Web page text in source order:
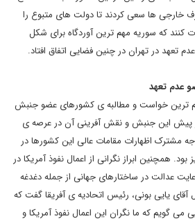
خارجی ها سعی کردند تا دولت های متبوع را
کنند که سوریه مهم ترین آوردگاه برای شکل
تعهد در تهران در چنین فضایی اتفاق افتاد.
عدم تعهد
ترین خواست و مطالبه ی کشورهای عضو جنبش
پیش این جنبش و نقش آفرینی آن در عرصه ی
مشترک اظهارات مقامات عالی این کشورها در
بود. همچنین ابراز نگرانی از اعمال نفوذ آمریکا در
عدالت در ساختارهای جهانی از جمله دغدغه
یایی بونی، رئیس اتحادیه ی آفریقا گفت که
آفریقایی می گویم که ما نگران این اعمال نفوذ آمریکا و